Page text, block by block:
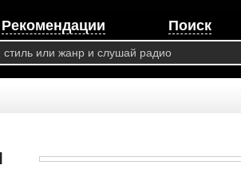
Рекомендации Поиск